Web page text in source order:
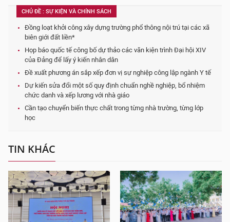
CHỦ ĐỀ : SỰ KIỆN VÀ CHÍNH SÁCH
Đồng loạt khởi công xây dựng trường phổ thông nội trú tại các xã
biên giới đất liền*
Họp báo quốc tế công bố dự thảo các văn kiện trình Đại hội XIV
của Đảng để lấy ý kiến nhân dân
Đề xuất phương án sắp xếp đơn vị sự nghiệp công lập ngành Y tế
Dự kiến sửa đổi một số quy định chuẩn nghề nghiệp, bổ nhiệm
chức danh và xếp lương với nhà giáo
Cần tạo chuyển biến thực chất trong từng nhà trường, từng lớp
học
TIN KHÁC